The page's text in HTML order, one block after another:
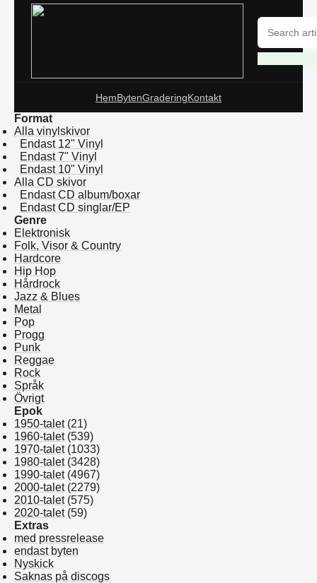
HemBytenGraderingKontakt
Format
Alla vinylskivor
Endast 12" Vinyl
Endast 7" Vinyl
Endast 10" Vinyl
Alla CD skivor
Endast CD album/boxar
Endast CD singlar/EP
Genre
Elektronisk
Folk, Visor & Country
Hardcore
Hip Hop
Hårdrock
Jazz & Blues
Metal
Pop
Progg
Punk
Reggae
Rock
Språk
Övrigt
Epok
1950-talet(21)
1960-talet(539)
1970-talet(1033)
1980-talet(3428)
1990-talet(4967)
2000-talet(2279)
2010-talet(575)
2020-talet(59)
Extras
med pressrelease
endast byten
Nyskick
Saknas på discogs